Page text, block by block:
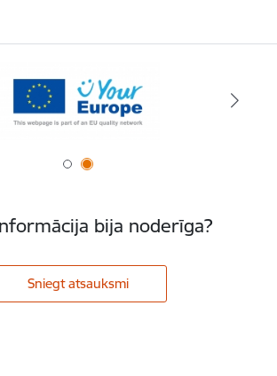
bija noderīga?
Sniegt atsauksmi